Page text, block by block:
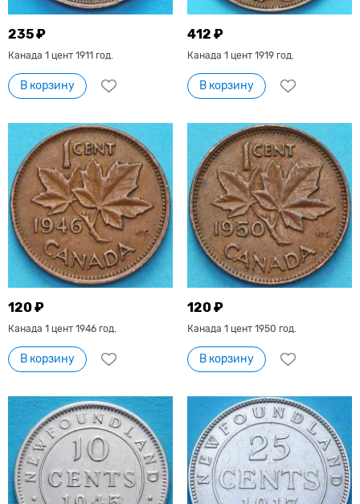
235 ₽
Канада 1 цент 1911 год.
В корзину
412 ₽
Канада 1 цент 1919 год.
В корзину
120 ₽
Канада 1 цент 1946 год.
В корзину
120 ₽
Канада 1 цент 1950 год.
В корзину